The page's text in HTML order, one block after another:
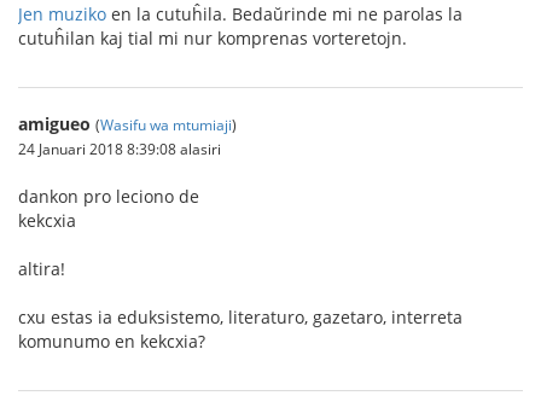
Jen muziko en la cutuĥila. Bedaŭrinde mi ne parolas la
cutuĥilan kaj tial mi nur komprenas vorteretojn.
amigueo (Wasifu wa mtumiaji)
24 Januari 2018 8:39:08 alasiri
dankon pro leciono de
kekcxia
altira!
cxu estas ia eduksistemo, literaturo, gazetaro, interreta
komunumo en kekcxia?